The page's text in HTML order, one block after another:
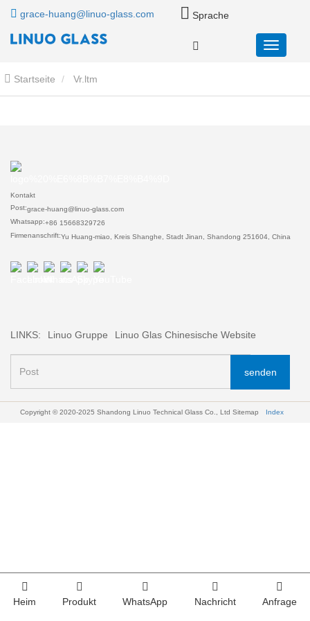
grace-huang@linuo-glass.com Sprache
Startseite Vr.ltm
Kontakt
Post:grace-huang@linuo-glass.com
Whatsapp:+86 15668329726
Firmenanschrift:Yu Huang-miao, Kreis Shanghe, Stadt Jinan, Shandong 251604, China
LINKS: Linuo Gruppe Linuo Glas Chinesische Website
senden
Copyright © 2020-2025 Shandong Linuo Technical Glass Co., Ltd Sitemap Index
Heim Produkt WhatsApp Nachricht Anfrage